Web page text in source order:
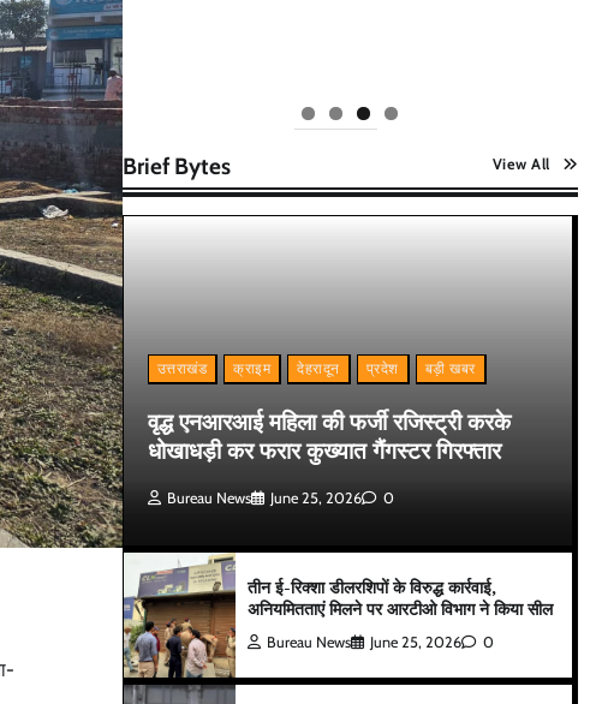
Brief Bytes View All
उत्तराखंड क्राइम देहरादून प्रदेश बड़ी खबर
वृद्ध एनआरआई महिला की फर्जी रजिस्ट्री करके
धोखाधड़ी कर फरार कुख्यात गैंगस्टर गिरफ्तार
Bureau News June 25, 2026 0
तीन ई-रिक्शा डीलरशिपों के विरुद्ध कार्रवाई,
अनियमितताएं मिलने पर आरटीओ विभाग ने किया सील
Bureau News June 25, 2026 0